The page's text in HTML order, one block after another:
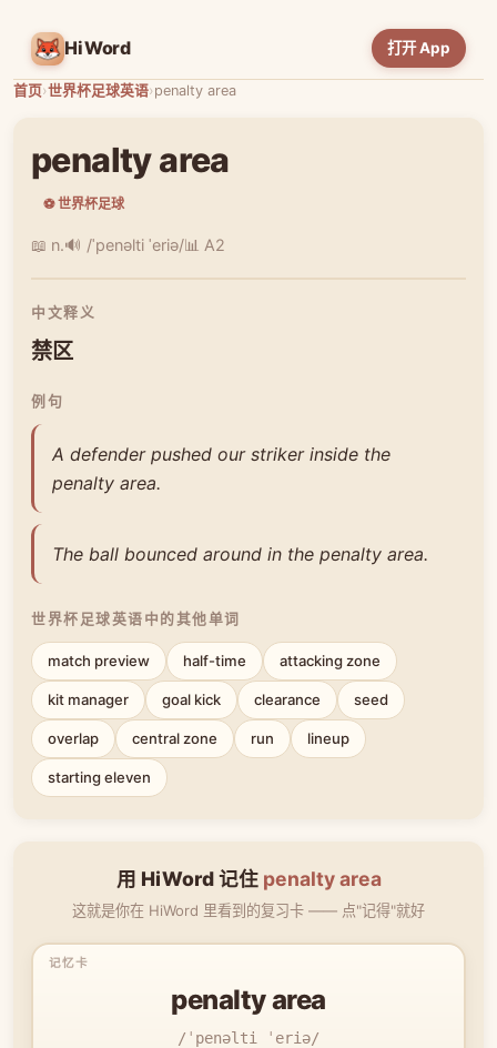
HiWord 打开 App
首页›世界杯足球英语›penalty area
penalty area
⚽ 世界杯足球
📖 n.🔊 /ˈpenəlti ˈeriə/📊 A2
中文释义
禁区
例句
A defender pushed our striker inside the
penalty area.
The ball bounced around in the penalty area.
世界杯足球英语中的其他单词
match preview half-time attacking zone
kit manager goal kick clearance seed
overlap central zone run lineup
starting eleven
用 HiWord 记住 penalty area
这就是你在 HiWord 里看到的复习卡 —— 点"记得"就好
penalty area
/ˈpenəlti ˈeriə/